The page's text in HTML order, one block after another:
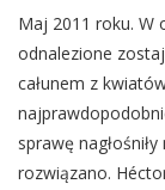
Maj 2011 roku. W
odnalezione
całunem z
sprawę
rozwiązano.